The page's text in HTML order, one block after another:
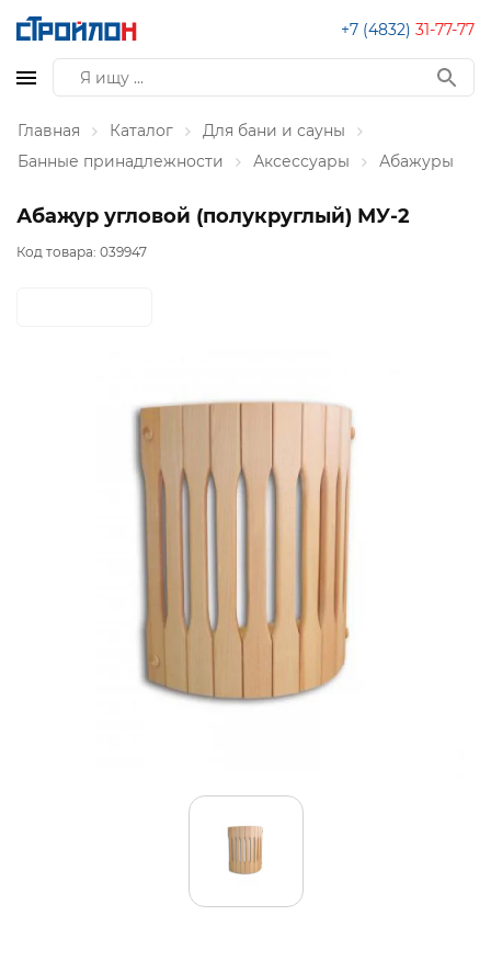
+7 (4832) 31-77-77
Главная Каталог
Для бани и сауны
Банные принадлежности
Аксессуары Абажуры
Абажур угловой (полукруглый) МУ-2
Код товара: 039947